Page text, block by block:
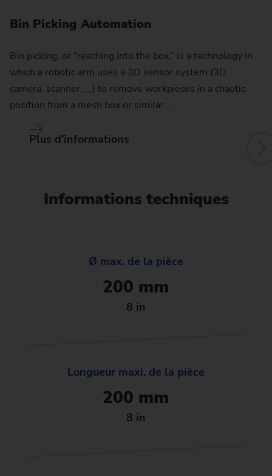
Bin Picking Automation
Bin picking, or "reaching into the box,” is a technology in
which a robotic arm uses a 3D sensor system (3D
camera, scanner, ...) to remove workpieces in a chaotic
position from a mesh box or similar.…
Plus d’informations
Informations techniques
Ø max. de la pièce
200 mm
8 in
Longueur maxi. de la pièce
200 mm
8 in